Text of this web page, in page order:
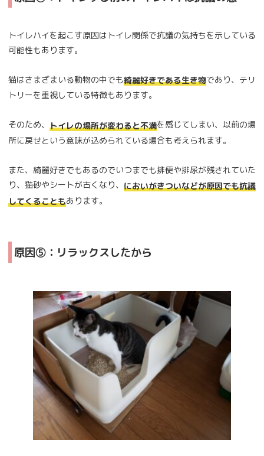
トイレハイを起こす原因はトイレ関係で抗議の気持ちを示している
可能性もあります。
猫はさまざまいる動物の中でも綺麗好きである生き物であり、テリ
トリーを重視している特徴もあります。
そのため、 トイレの場所が変わると不満を感じてしまい、以前の場
所に戻せという意味が込められている場合も考えられます。
また、綺麗好きでもあるのでいつまでも排便や排尿が残されていた
り、猫砂やシートが古くなり、 においがきついなどが原因でも抗議
してくることもあります。
原因⑤：リラックスしたから